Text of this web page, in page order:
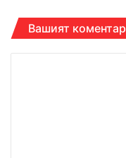
Вашият коментар